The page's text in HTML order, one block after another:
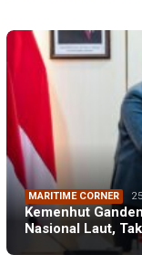
MARITIME CORNER
Kemenhut
Nasional Laut,